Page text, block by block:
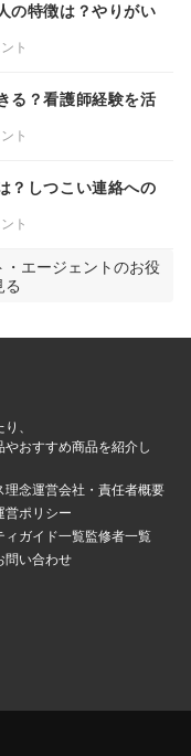
の特徴は？やりがい
ト
る？看護師経験を活
ト
？しつこい連絡への
ト
エージェントのお役
る
、
おすすめ商品を紹介し
理念運営会社・責任者概要
営ポリシー
ィ ガイド一覧監修者一覧
問い合わせ